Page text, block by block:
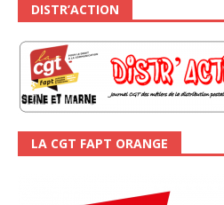
DISTR’ACTION
LA CGT FAPT ORANGE